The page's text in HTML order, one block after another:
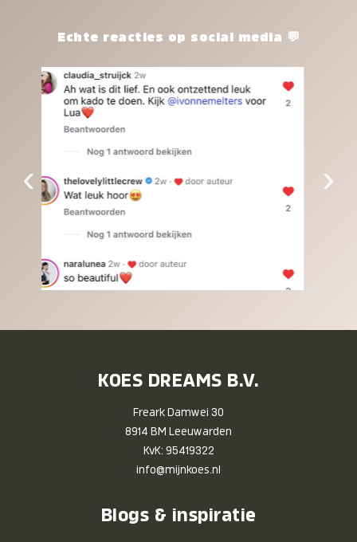
het waard.Echte reacties op social media 💬
‹ ›
KOES DREAMS B.V.
Freark Damwei 30
8914 BM Leeuwarden
KvK: 95419322
info@mijnkoes.nl
Blogs & inspiratie